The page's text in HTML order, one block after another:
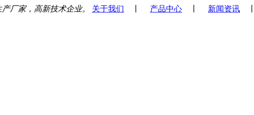
厂家，高新技术企业。 关于我们 产品中心 新闻资讯